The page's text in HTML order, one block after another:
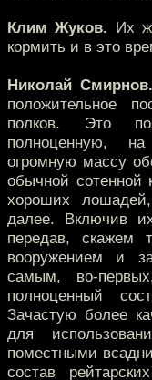
Клим Жуков. Их
кормить и в это
Николай Смирнов.
положительное
полков. Это
полноценную,
огромную массу
обычной сотенной
хороших
далее. Включив
передав, скажем
вооружением и
самым, во-
полноценный
Зачастую более
для
поместными
состав